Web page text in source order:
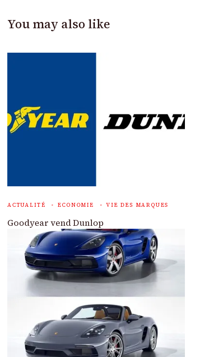
You may also like
ACTUALITÉ ECONOMIE VIE DES MARQUES
Goodyear vend Dunlop